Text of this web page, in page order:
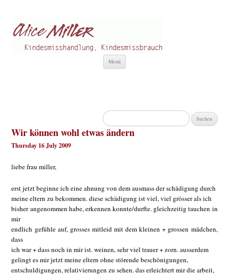
Menü
Suchen
nach:
Wir können wohl etwas ändern
Thursday 16 July 2009
liebe frau miller,
erst jetzt beginne ich eine ahnung von dem ausmass der schädigung durch
meine eltern zu bekommen. diese schädigung ist viel, viel grösser als ich
bisher angenommen habe, erkennen konnte/durfte. gleichzeitig tauchen in
mir
endlich gefühle auf, grosses mitleid mit dem kleinen + grossen mädchen,
dass
ich war + dass noch in mir ist. weinen, sehr viel trauer + zorn. ausserdem
gelingt es mir jetzt meine eltern ohne störende beschönigungen,
entschuldigungen, relativierungen zu sehen. das erleichtert mir die arbeit,